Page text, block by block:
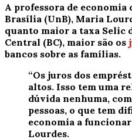
A professora de economia
Brasília (UnB), Maria
quanto maior a taxa Selic
Central (BC), maior são os
bancos sobre as famílias.
“Os juros dos
altos. Isso tem uma
dúvida nenhuma,
pessoas, o que tem
economia a
Lourdes.